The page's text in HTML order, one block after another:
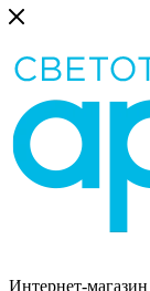
Интернет-магазин